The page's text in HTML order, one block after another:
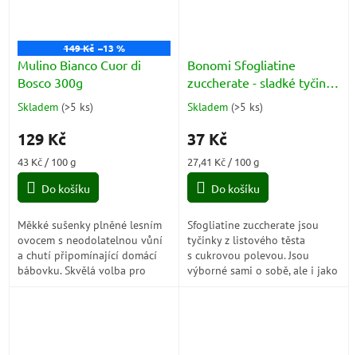
149 Kč –13 %
Mulino Bianco Cuor di
Bosco 300g
Průměrné
produktu
4,3
5
Skladem (>5 ks)
129 Kč
Měrná
cena:
43 Kč / 100 g
Do košíku
Měkké sušenky plněné lesním
ovocem s neodolatelnou vůní
a chutí připomínající domácí
bábovku. Skvělá volba pro
Bonomi Sfogliatine
zuccherate - sladké tyčinky
z listového těsta s
cukrovou polevou 135g
Průměrné
produktu
5,0
5
Skladem (>5 ks)
37 Kč
Měrná
cena:
27,41 Kč / 100 g
Do košíku
Sfogliatine zuccherate jsou
tyčinky z listového těsta
s cukrovou polevou. Jsou
výborné sami o sobě, ale i jako